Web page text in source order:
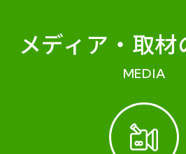
メディア・ 取材
MEDIA